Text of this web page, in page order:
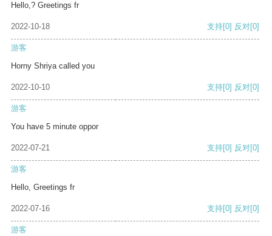
Hello,? Greetings fr
2022-10-18 支持[0] 反对[0]
游客
Horny Shriya called you
2022-10-10 支持[0] 反对[0]
游客
You have 5 minute oppor
2022-07-21 支持[0] 反对[0]
游客
Hello, Greetings fr
2022-07-16 支持[0] 反对[0]
游客